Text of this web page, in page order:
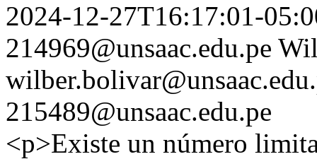
2024-12-27T16:17:01-
214969@unsaac.edu.pe
215489@unsaac.edu.pe
<p>Existe un número